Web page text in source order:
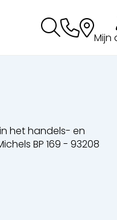
Mijn
in het handels- en
BP 169 - 93208